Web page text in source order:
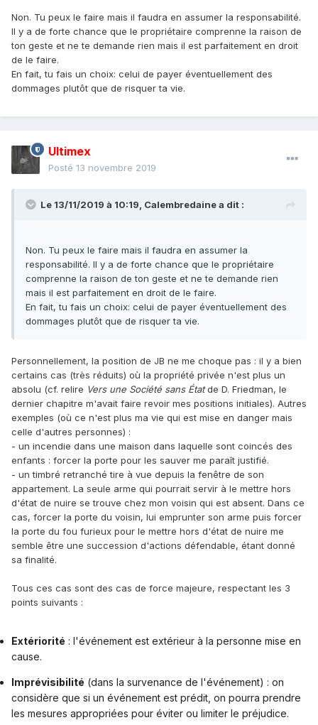
Non. Tu peux le faire mais il faudra en assumer la responsabilité.
Il y a de forte chance que le propriétaire comprenne la raison de
ton geste et ne te demande rien mais il est parfaitement en droit
de le faire.
En fait, tu fais un choix: celui de payer éventuellement des
dommages plutôt que de risquer ta vie.
Ultimex
Posté 13 novembre 2019
Le 13/11/2019 à 10:19, Calembredainea dit :
Non. Tu peux le faire mais il faudra en assumer la
responsabilité. Il y a de forte chance que le propriétaire
comprenne la raison de ton geste et ne te demande rien
mais il est parfaitement en droit de le faire.
En fait, tu fais un choix: celui de payer éventuellement des
dommages plutôt que de risquer ta vie.
Personnellement, la position de JB ne me choque pas : il y a bien
certains cas (très réduits) où la propriété privée n'est plus un
absolu (cf. relire Vers une Société sans Étatde D. Friedman, le
dernier chapitre m'avait faire revoir mes positions initiales). Autres
exemples (où ce n'est plus ma vie qui est mise en danger mais
celle d'autres personnes) :
- un incendie dans une maison dans laquelle sont coincés des
enfants : forcer la porte pour les sauver me paraît justifié.
- un timbré retranché tire à vue depuis la fenêtre de son
appartement. La seule arme qui pourrait servir à le mettre hors
d'état de nuire se trouve chez mon voisin qui est absent. Dans ce
cas, forcer la porte du voisin, lui emprunter son arme puis forcer
la porte du fou furieux pour le mettre hors d'état de nuire me
semble être une succession d'actions défendable, étant donné
sa finalité.
Tous ces cas sont des cas de force majeure, respectant les 3
points suivants :
Extériorité : l'événement est extérieur à la personne mise en
cause.
Imprévisibilité (dans la survenance de l'événement) : on
considère que si un événement est prédit, on pourra prendre
les mesures appropriées pour éviter ou limiter le préjudice.